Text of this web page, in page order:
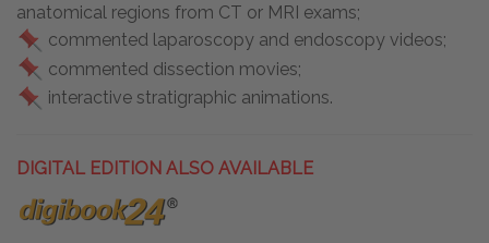
anatomical regions from CT or MRI exams;
commented laparoscopy and endoscopy videos;
commented dissection movies;
interactive stratigraphic animations.
DIGITAL EDITION ALSO AVAILABLE